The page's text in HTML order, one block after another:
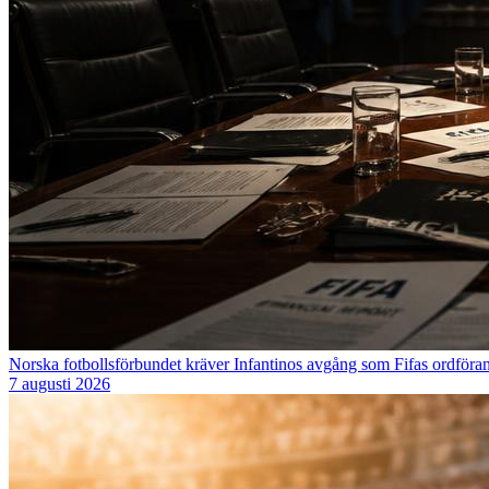
Norska fotbollsförbundet kräver Infantinos avgång som Fifas
7 augusti 2026